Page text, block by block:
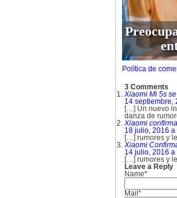
Política de
3 Comments
Xiaomi Mi 5s
14 septiembre,
[…] Un nuevo
danza de
Xiaomi
18 julio, 2016 a
[…] rumores y
Xiaomi
14 julio, 2016 a
[…] rumores y
Leave a Reply
Name*
Mail*